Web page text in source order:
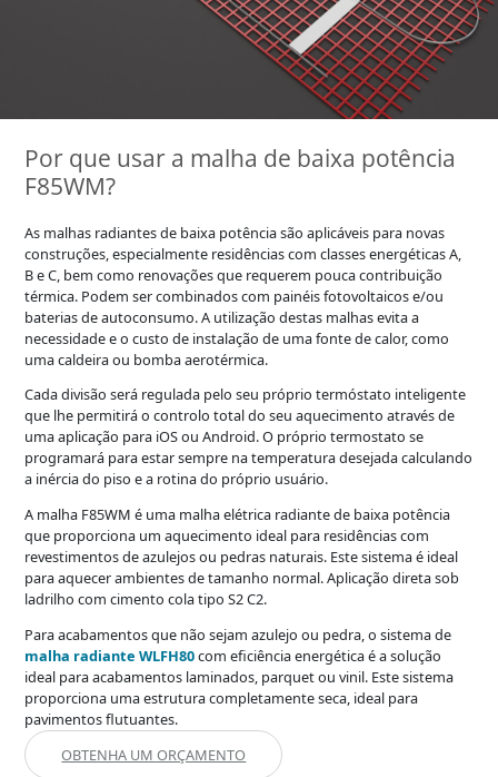
Por que usar a malha de baixa potência
F85WM?
As malhas radiantes de baixa potência são aplicáveis ​​para novas
construções, especialmente residências com classes energéticas A,
B e C, bem como renovações que requerem pouca contribuição
térmica. Podem ser combinados com painéis fotovoltaicos e/ou
baterias de autoconsumo. A utilização destas malhas evita a
necessidade e o custo de instalação de uma fonte de calor, como
uma caldeira ou bomba aerotérmica.
Cada divisão será regulada pelo seu próprio termóstato inteligente
que lhe permitirá o controlo total do seu aquecimento através de
uma aplicação para iOS ou Android. O próprio termostato se
programará para estar sempre na temperatura desejada calculando
a inércia do piso e a rotina do próprio usuário.
A malha F85WM é uma malha elétrica radiante de baixa potência
que proporciona um aquecimento ideal para residências com
revestimentos de azulejos ou pedras naturais. Este sistema é ideal
para aquecer ambientes de tamanho normal. Aplicação direta sob
ladrilho com cimento cola tipo S2 C2.
Para acabamentos que não sejam azulejo ou pedra, o sistema de
malha radiante WLFH80com eficiência energética é a solução
ideal para acabamentos laminados, parquet ou vinil. Este sistema
proporciona uma estrutura completamente seca, ideal para
pavimentos flutuantes.
OBTENHA UM ORÇAMENTO